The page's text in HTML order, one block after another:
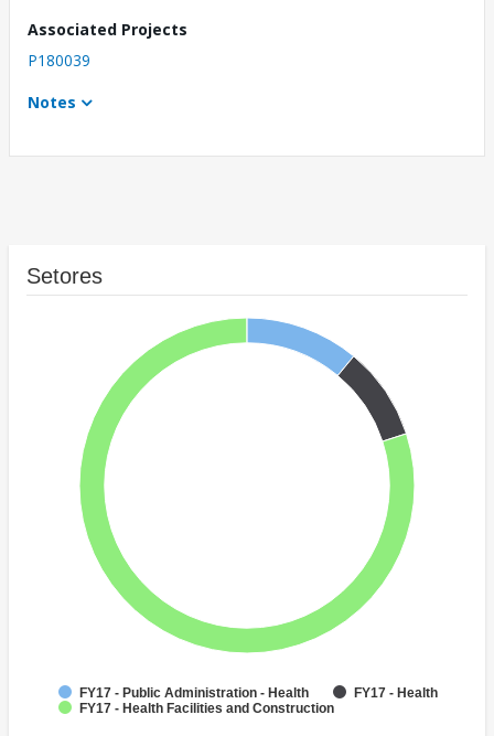
Associated Projects
P180039
Notes
Setores
FY17 - Public Administration - Health
FY17 - Health
FY17 - Health Facilities and Construction